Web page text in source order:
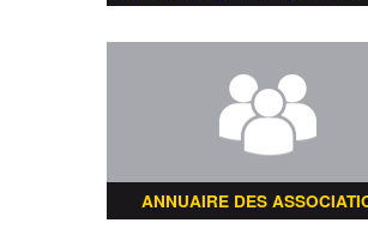
ANNUAIRE DES